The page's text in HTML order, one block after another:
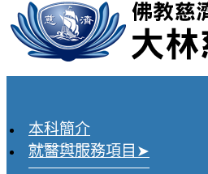
本科簡介
就醫與服務項目